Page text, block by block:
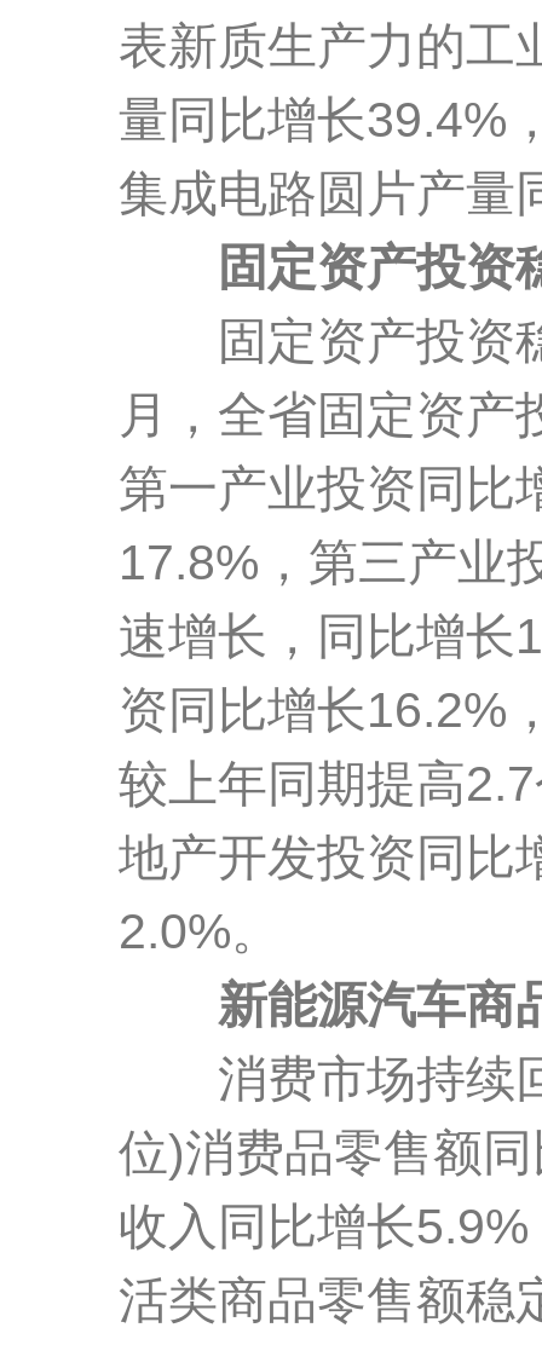
表新质生产力的工
量同比增长39.4%
集成电路圆片产量
固定资产投资
固定资产投资稳
月，全省固定资产
第一产业投资同比
17.8%，第三产业
速增长，同比增长
资同比增长16.2%
较上年同期提高
地产开发投资同比
2.0%。
新能源汽车商
消费市场持续回
位)消费品零售额
收入同比增长
活类商品零售额稳